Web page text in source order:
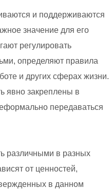
и поддерживаются
значение для его
регулировать
определяют правила
и других сферах жизни.
явно закреплены в
передаваться
различными в разных
от ценностей,
в данном